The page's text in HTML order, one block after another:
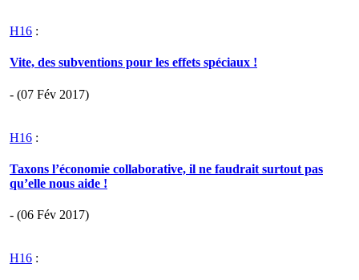
H16 :
Vite, des subventions pour les effets spéciaux !
- (07 Fév 2017)
H16 :
Taxons l’économie collaborative, il ne faudrait surtout pas
qu’elle nous aide !
- (06 Fév 2017)
H16 :